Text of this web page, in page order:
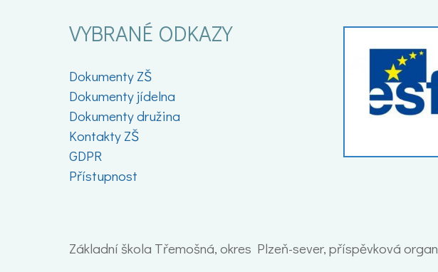
VYBRANÉ ODKAZY
Dokumenty ZŠ
Dokumenty jídelna
Dokumenty družina
Kontakty ZŠ
GDPR
Přístupnost
Základní škola Třemošná, okres Plzeň-sever, příspěvková